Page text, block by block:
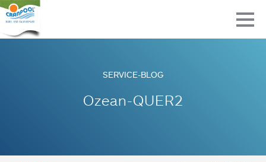
SERVICE-BLOG
Ozean-QUER2